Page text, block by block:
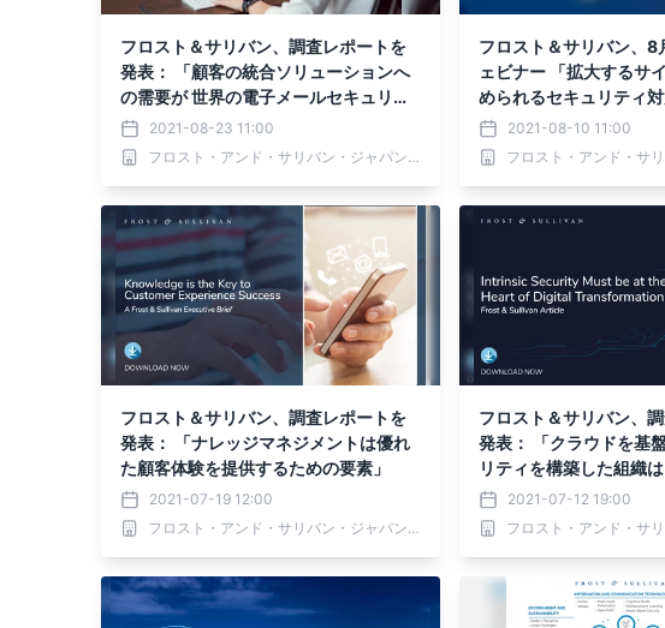
フロスト＆サリバン、調査レポートを
発表： 「顧客の統合ソリューションへ
の需要が 世界の電子メールセキュリテ
ィ市場を強化する」
2021-08-23 11:00
フロスト・アンド・サリバン・ジャパン 株式会社
フロスト＆サリバン、8
ェビナー 「拡大するサ
められるセキュリティ
2021-08-10 11:00
フロスト＆サリバン、調査レポートを
発表： 「ナレッジマネジメントは優れ
た顧客体験を提供するための要素」
2021-07-19 12:00
フロスト・アンド・サリバン・ジャパン 株式会社
フロスト＆サリバン、
発表： 「クラウドを基
リティを構築した組織
イバーレジリエンスを発
2021-07-12 19:00